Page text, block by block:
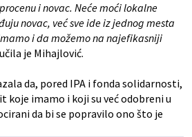
i novac. Neće moći lokalne
novac, već sve ide iz jednog mesta
i da možemo na najefikasniji
je Mihajlović.
da, pored IPA i fonda solidarnosti,
koje imamo i koji su već odobreni u
da bi se popravilo ono što je